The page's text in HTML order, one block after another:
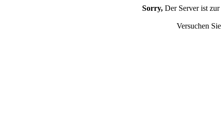
Sorry, Der Server ist
Versuchen